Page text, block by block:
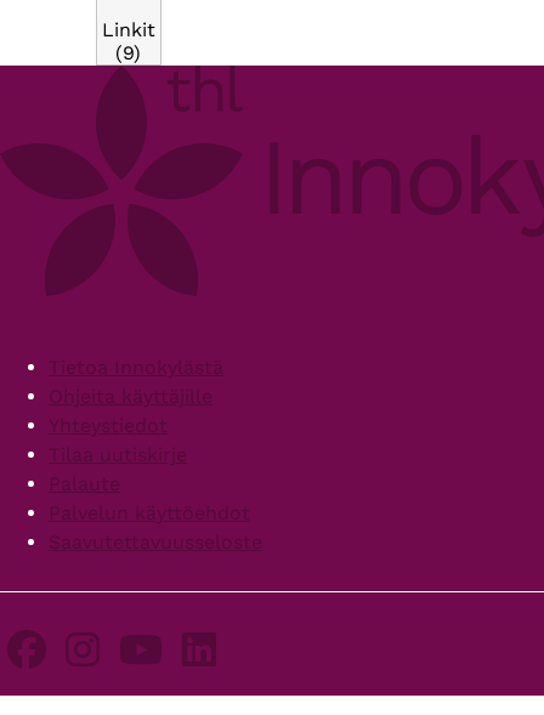
Linkit
(9)
FooterTietoa Innokylästä
Ohjeita käyttäjille
Yhteystiedot
Tilaa uutiskirje
Palaute
Palvelun käyttöehdot
Saavutettavuusseloste